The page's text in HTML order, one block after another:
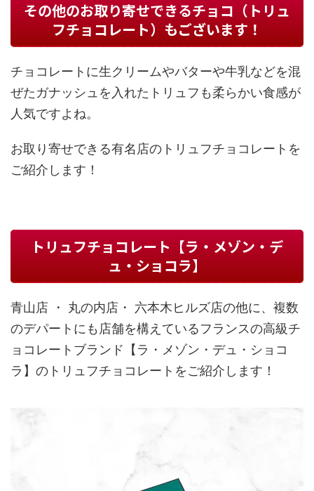
その他のお取り寄せできるチョコ（トリュ
フチョコレート）もございます！
チョコレートに生クリームやバターや牛乳などを混
ぜたガナッシュを入れたトリュフも柔らかい食感が
人気ですよね。
お取り寄せできる有名店のトリュフチョコレートを
ご紹介します！
トリュフチョコレート【ラ・メゾン・デ
ュ・ショコラ】
青山店 ・ 丸の内店・ 六本木ヒルズ店の他に、複数
のデパートにも店舗を構えているフランスの高級チ
ョコレートブランド【ラ・メゾン・デュ・ショコ
ラ】のトリュフチョコレートをご紹介します！